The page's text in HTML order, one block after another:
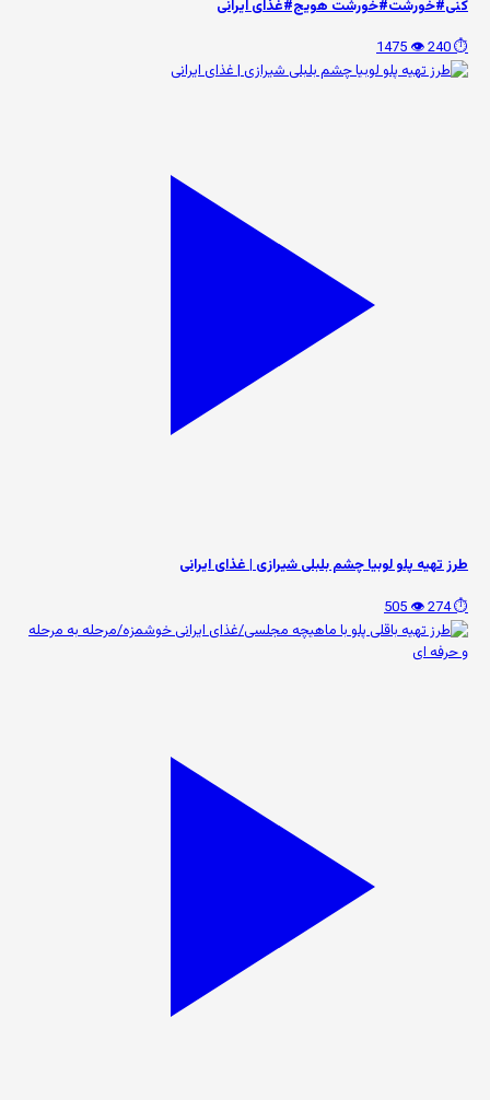
کنی#خورشت#خورشت هویج#غذای ایرانی
⏱️ 240
👁️ 1475
طرز تهیه پلو لوبیا چشم بلبلی شیرازی | غذای ایرانی
⏱️ 274
👁️ 505